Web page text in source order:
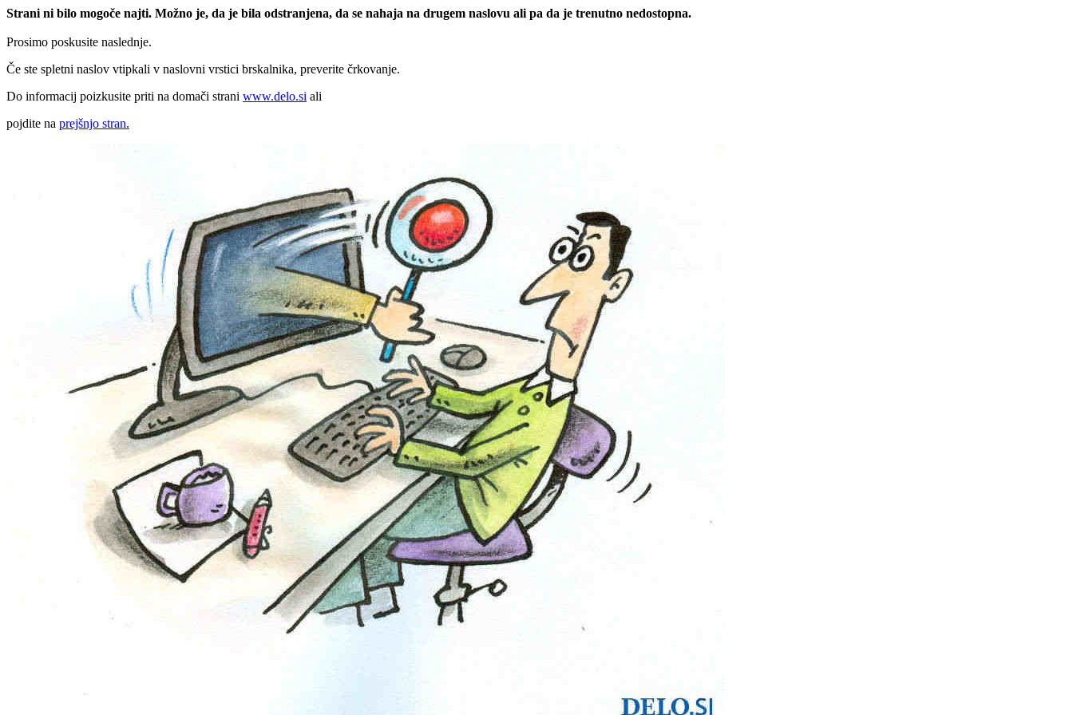
Strani ni bilo mogoče najti. Možno je, da je bila odstranjena, da se nahaja na drugem naslovu ali pa da je trenutno nedostopna.
Prosimo poskusite naslednje.
Če ste spletni naslov vtipkali v naslovni vrstici brskalnika, preverite črkovanje.
Do informacij poizkusite priti na domači strani www.delo.si ali
pojdite na prejšnjo stran.